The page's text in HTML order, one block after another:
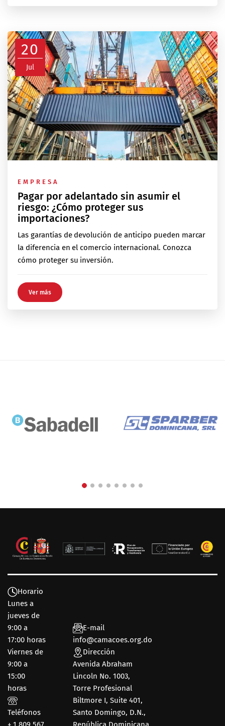
20
Jul
EMPRESA
Pagar por adelantado sin asumir el
riesgo: ¿Cómo proteger sus
importaciones?
Las garantías de devolución de anticipo pueden marcar
la diferencia en el comercio internacional. Conozca
cómo proteger su inversión.
Ver más
Horario
Lunes a
jueves de
9:00 a
17:00 horas
Viernes de
9:00 a
15:00
horas
Teléfonos
E-mail
info@camacoes.org.do
Dirección
Avenida Abraham
Lincoln No. 1003,
Torre Profesional
Biltmore I, Suite 401,
Santo Domingo, D.N.,